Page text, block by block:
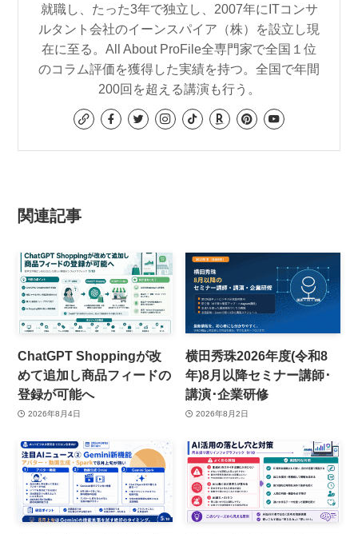
就職し、たった3年で独立し、2007年にITコンサ
ルタント会社のイーンスパイア（株）を設立し現
在に至る。All About ProFile全専門家で全国１位
のコラム評価を獲得した実績を持つ。全国で年間
200回を超える講演も行う。
関連記事
ChatGPT Shoppingが改
めて追加し商品フィードの
登録が可能へ
2026年8月4日
横田秀珠2026年度(令和8
年)8月以降セミナー講師･
講演･企業研修
2026年8月2日